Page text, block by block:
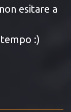
esitare a
:)